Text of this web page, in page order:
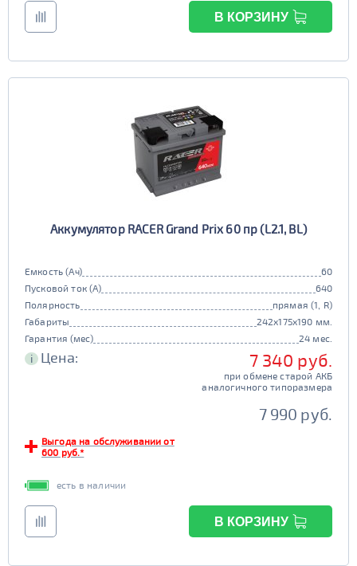
В КОРЗИНУ
Аккумулятор RACER Grand Prix 60 пр (L2.1, BL)
Емкость (Ач)
60
Пусковой ток (А)
640
Полярность
прямая (1, R)
Габариты
242x175x190 мм.
Гарантия (мес)
24 мес.
i Цена: 7 340 руб.
при обмене старой АКБ
аналогичного типоразмера
7 990 руб.
Выгода на обслуживании от
600 руб.*
есть в наличии
В КОРЗИНУ